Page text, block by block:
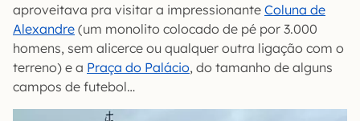
aproveitava pra visitar a impressionante Coluna de
Alexandre (um monolito colocado de pé por 3.000
homens, sem alicerce ou qualquer outra ligação com o
terreno) e a Praça do Palácio, do tamanho de alguns
campos de futebol…